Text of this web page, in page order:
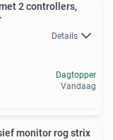
2 controllers,
Details
Dagtopper
Vandaag
monitor rog strix